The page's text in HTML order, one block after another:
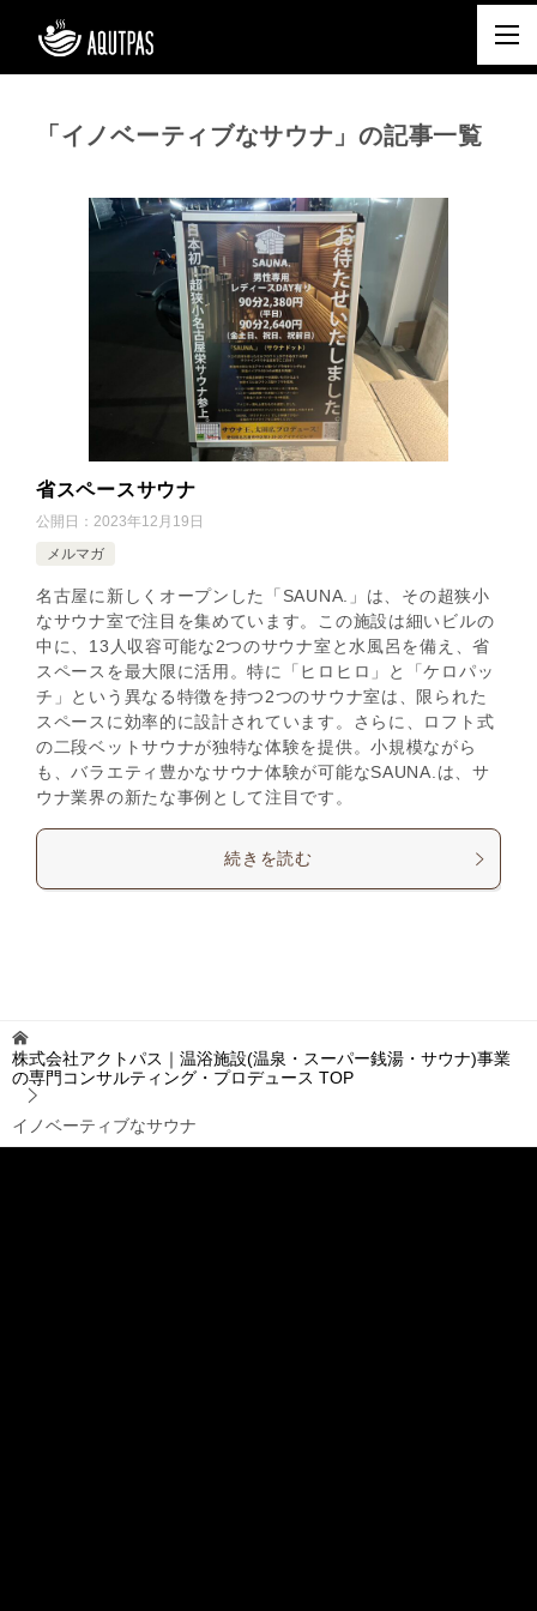
「イノベーティブなサウナ」の記事一覧
省スペースサウナ
公開日： 2023年12月19日
メルマガ
名古屋に新しくオープンした「SAUNA.」は、その超狭小
なサウナ室で注目を集めています。この施設は細いビルの
中に、13人収容可能な2つのサウナ室と水風呂を備え、省
スペースを最大限に活用。特に「ヒロヒロ」と「ケロパッ
チ」という異なる特徴を持つ2つのサウナ室は、限られた
スペースに効率的に設計されています。さらに、ロフト式
の二段ベットサウナが独特な体験を提供。小規模ながら
も、バラエティ豊かなサウナ体験が可能なSAUNA.は、サ
ウナ業界の新たな事例として注目です。
続きを読む
株式会社アクトパス｜温浴施設(温泉・スーパー銭湯・サウナ)事業
の専門コンサルティング・プロデュース TOP
イノベーティブなサウナ